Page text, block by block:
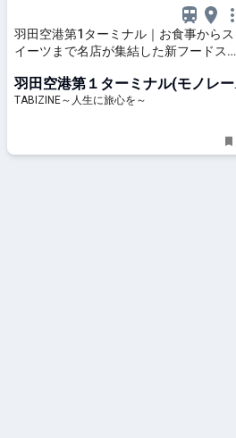
羽田空港第1ターミナル｜お食事からス
イーツまで名店が集結した新フードスポ
生に旅心を～
羽田空港第１ターミナル(モノレー
ル)駅
TABIZINE～人生に旅心を～